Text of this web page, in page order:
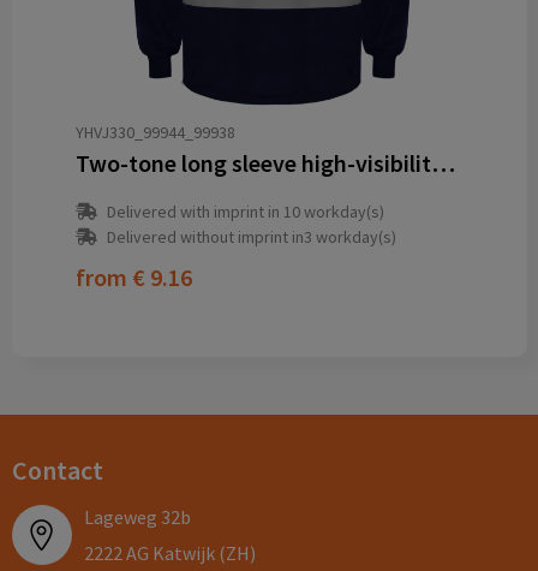
YHVJ330_99944_99938
Two-tone long sleeve high-visibility polo shirt
Delivered with imprint in 10 workday(s)
Delivered without imprint in3 workday(s)
from € 9.16
Contact
Lageweg 32b
2222 AG Katwijk (ZH)